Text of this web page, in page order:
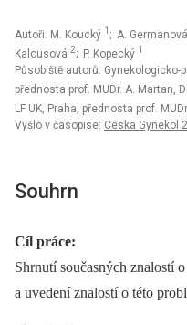
Autoři: M. Koucký 1 ; A. Germanová
Kalousová 2; P. Kopecký 1
Působiště autorů: Gynekologicko-
přednosta prof. MUDr. A. Martan,
LF UK, Praha, přednosta prof.
Vyšlo v časopise: Ceska Gynekol
Souhrn
Cíl práce:
Shrnutí současných znalostí
a uvedení znalostí o této